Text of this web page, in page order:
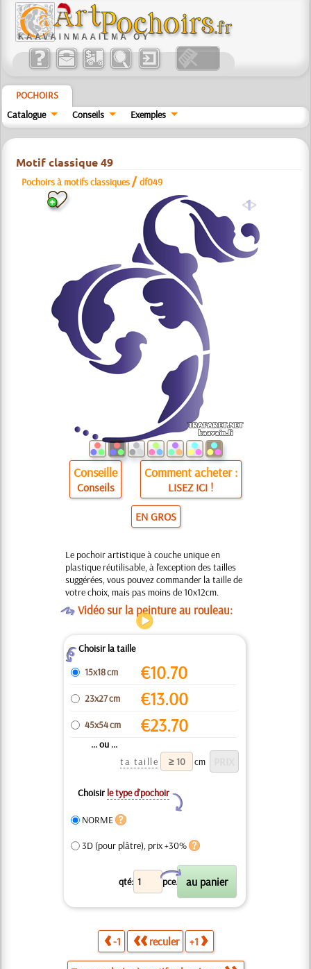
POCHOIRS
Catalogue
Conseils Exemples
Motif classique 49
Pochoirs à motifs classiques /df049
a
Conseille
Conseils
Comment acheter :
LISEZ ICI !
EN GROS
Le pochoir artistique à couche unique en
plastique réutilisable, à l'exception des tailles
suggérées, vous pouvez commander la taille de
votre choix, mais pas moins de 10x12cm.
OVidéo sur la peinture au rouleau:
ZChoisir la taille
15x18 cm
€10.70
23x27 cm €13.00
45x54 cm €23.70
... ou ...
ta taille
cm
Choisir le type d’pochoir
Y
NORME
3D (pour plâtre), prix +30%
qté: pce.
X
-1 reculer +1